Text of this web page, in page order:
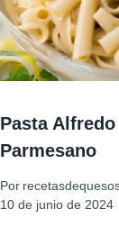
Pasta
Parmesano
Por
10 de junio de 2024